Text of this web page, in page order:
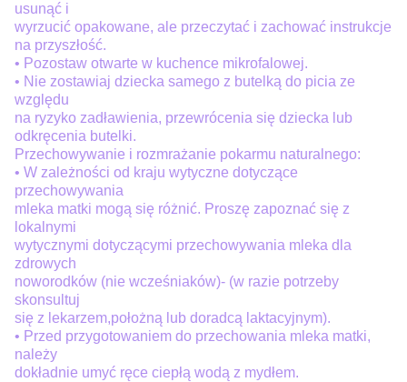
usunąć i
wyrzucić opakowane, ale przeczytać i zachować instrukcje
na przyszłość.
• Pozostaw otwarte w kuchence mikrofalowej.
• Nie zostawiaj dziecka samego z butelką do picia ze
względu
na ryzyko zadławienia, przewrócenia się dziecka lub
odkręcenia butelki.
Przechowywanie i rozmrażanie pokarmu naturalnego:
• W zależności od kraju wytyczne dotyczące
przechowywania
mleka matki mogą się różnić. Proszę zapoznać się z
lokalnymi
wytycznymi dotyczącymi przechowywania mleka dla
zdrowych
noworodków (nie wcześniaków)- (w razie potrzeby
skonsultuj
się z lekarzem,położną lub doradcą laktacyjnym).
• Przed przygotowaniem do przechowania mleka matki,
należy
dokładnie umyć ręce ciepłą wodą z mydłem.